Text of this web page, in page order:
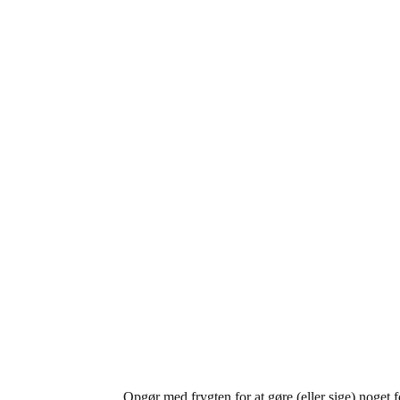
Opgør med frygten for at gøre (eller sige) noget